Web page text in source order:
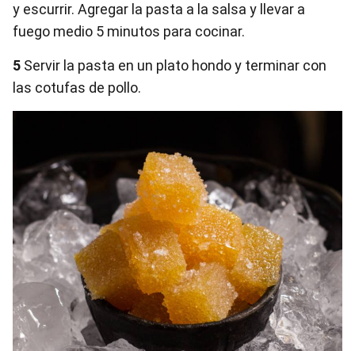
y escurrir. Agregar la pasta a la salsa y llevar a
fuego medio 5 minutos para cocinar.
5 Servir la pasta en un plato hondo y terminar con
las cotufas de pollo.